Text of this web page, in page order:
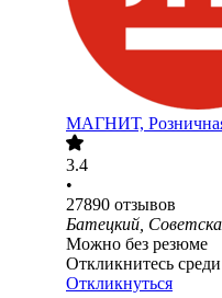
МАГНИТ,
3.4
•
27890 отзывов
Батецкий,
Можно без резюме
Откликнитесь
Откликнуться